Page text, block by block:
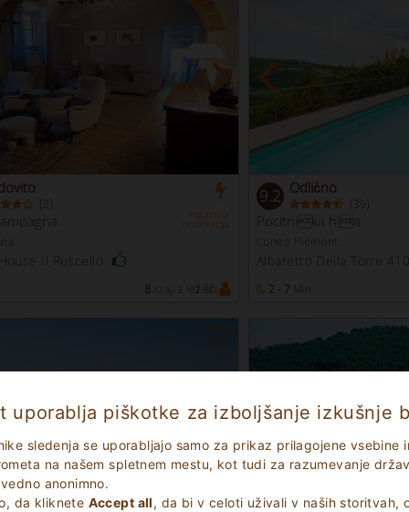
uporablja piškotke za izboljšanje izkušnje
sledenja se uporabljajo samo za prikaz prilagojene vsebine
na našem spletnem mestu, kot tudi za razumevanje
anonimno.
da kliknete Accept all, da bi v celoti uživali v naših storitvah,
(2 )
Instantna
rezervacija
Il Ruscello
8 Kraji z ležišči
9.2 Odlično
( 39)
Pocitnika hia
Cuneo Piemont
Albaretto Della Torre
2 - 7 Min